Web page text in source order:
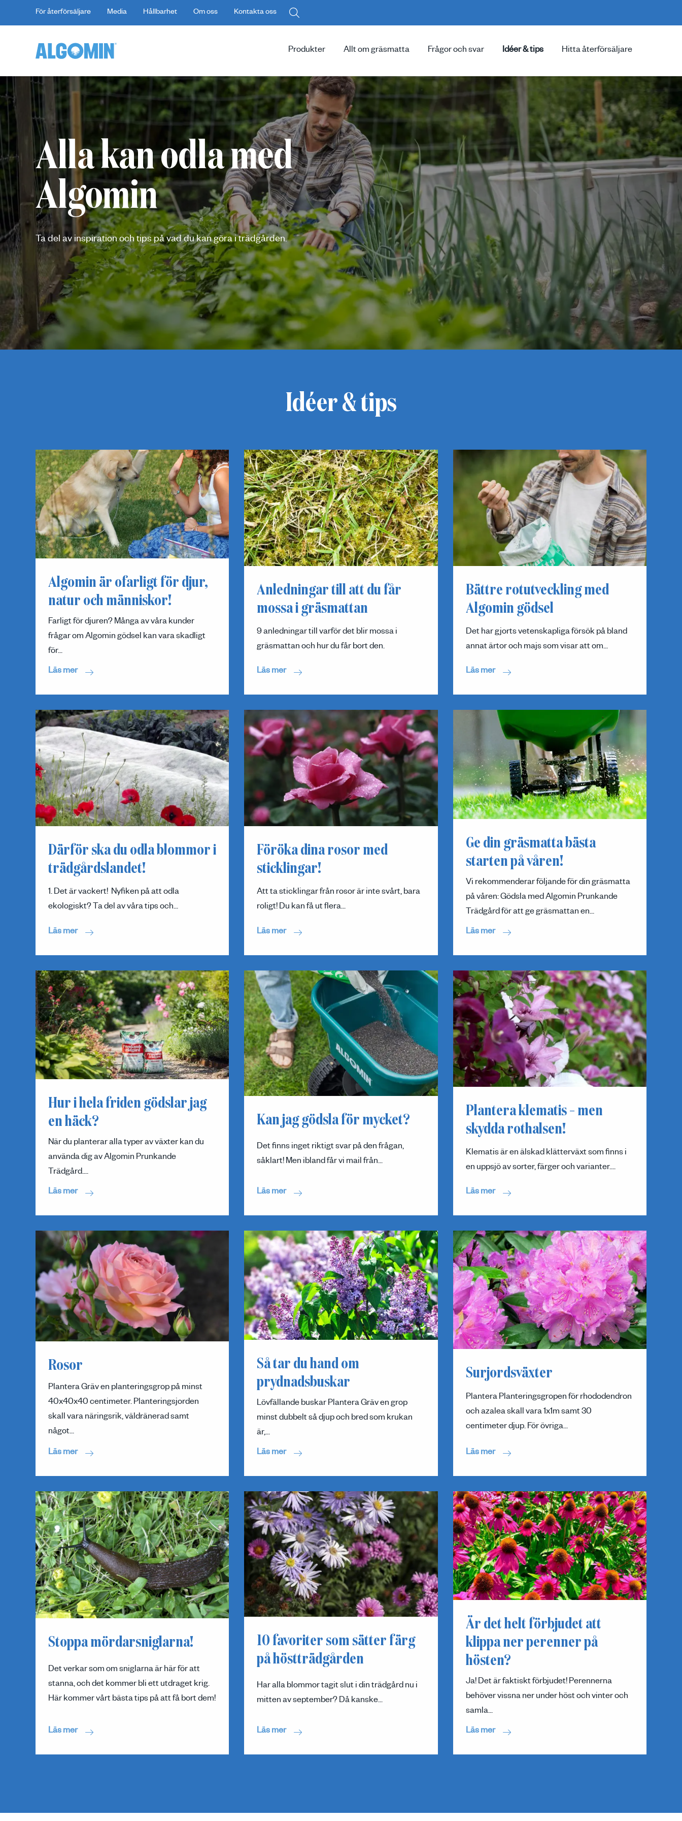
För återförsäljare Media Hållbarhet Om oss Kontakta oss
Produkter Allt om gräsmatta Frågor och svar Idéer & tips Hitta återförsäljare
Alla kan odla med
Algomin
Ta del av inspiration och tips på vad du kan göra i trädgården.
Idéer & tips
Algomin är ofarligt för djur,
natur och människor!
Farligt för djuren? Många av våra kunder
frågar om Algomin gödsel kan vara skadligt
för...
Läs mer
Anledningar till att du får
mossa i gräsmattan
9 anledningar till varför det blir mossa i
gräsmattan och hur du får bort den.
Läs mer
Bättre rotutveckling med
Algomin gödsel
Det har gjorts vetenskapliga försök på bland
annat ärtor och majs som visar att om...
Läs mer
Därför ska du odla blommor i
trädgårdslandet!
1. Det är vackert! Nyfiken på att odla
ekologiskt? Ta del av våra tips och...
Läs mer
Föröka dina rosor med
sticklingar!
Att ta sticklingar från rosor är inte svårt, bara
roligt! Du kan få ut flera...
Läs mer
Ge din gräsmatta bästa
starten på våren!
Vi rekommenderar följande för din gräsmatta
på våren: Gödsla med Algomin Prunkande
Trädgård för att ge gräsmattan en...
Läs mer
Hur i hela friden gödslar jag
en häck?
När du planterar alla typer av växter kan du
använda dig av Algomin Prunkande
Trädgård....
Läs mer
Kan jag gödsla för mycket?
Det finns inget riktigt svar på den frågan,
såklart! Men ibland får vi mail från...
Läs mer
Plantera klematis – men
skydda rothalsen!
Klematis är en älskad klätterväxt som finns i
en uppsjö av sorter, färger och varianter....
Läs mer
Rosor
Plantera Gräv en planteringsgrop på minst
40x40x40 centimeter. Planteringsjorden
skall vara näringsrik, väldränerad samt
något...
Läs mer
Så tar du hand om
prydnadsbuskar
Lövfällande buskar Plantera Gräv en grop
minst dubbelt så djup och bred som krukan
är,...
Läs mer
Surjordsväxter
Plantera Planteringsgropen för rhododendron
och azalea skall vara 1x1m samt 30
centimeter djup. För övriga...
Läs mer
Stoppa mördarsniglarna!
Det verkar som om sniglarna är här för att
stanna, och det kommer bli ett utdraget krig.
Här kommer vårt bästa tips på att få bort dem!
Läs mer
10 favoriter som sätter färg
på höstträdgården
Har alla blommor tagit slut i din trädgård nu i
mitten av september? Då kanske...
Läs mer
Är det helt förbjudet att
klippa ner perenner på
hösten?
Ja! Det är faktiskt förbjudet! Perennerna
behöver vissna ner under höst och vinter och
samla...
Läs mer